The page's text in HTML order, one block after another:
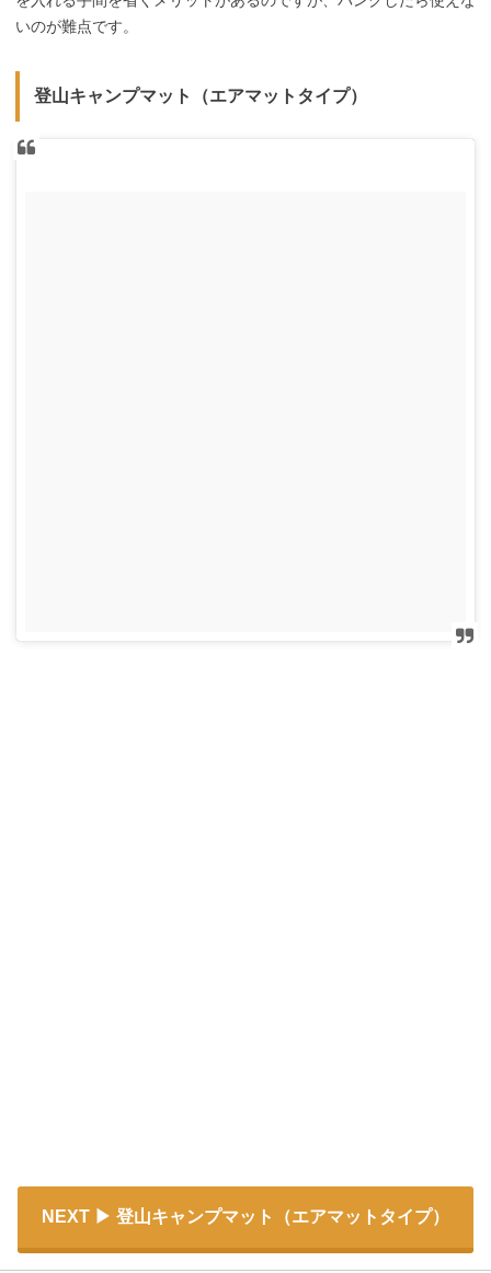
いのが難点です。
登山キャンプマット（エアマットタイプ）
NEXT 登山キャンプマット（エアマットタイプ）